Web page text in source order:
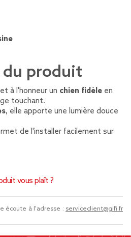
produit
à l'honneur un chien fidèle en
touchant.
, elle apporte une lumière douce
de l'installer facilement sur
vous plaît ?
écoute à l'adresse : serviceclient@gifi.fr